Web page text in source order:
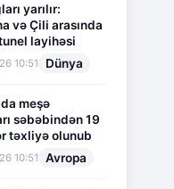
yarılır:
və Çili arasında
layihəsi
10:51 Dünya
meşə
səbəbindən 19
təxliyə olunub
10:51 Avropa